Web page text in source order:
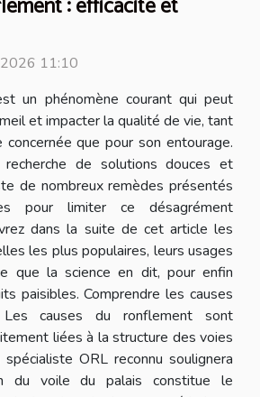
11:10
un phénomène courant qui peut
et impacter la qualité de vie, tant
concernée que pour son entourage.
de solutions douces et
de nombreux remèdes présentés
pour limiter ce désagrément
dans la suite de cet article les
les plus populaires, leurs usages
que la science en dit, pour enfin
paisibles. Comprendre les causes
causes du ronflement sont
liées à la structure des voies
ORL reconnu soulignera
du voile du palais constitue le